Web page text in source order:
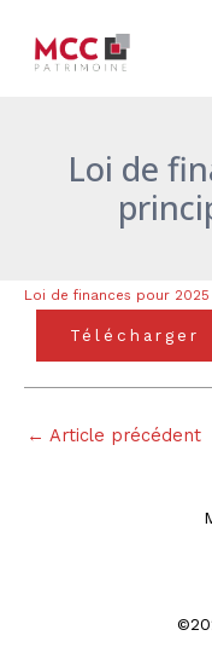
contenu
Loi de
Loi de finances pour
Télécharger
des
articles
← Article précédent